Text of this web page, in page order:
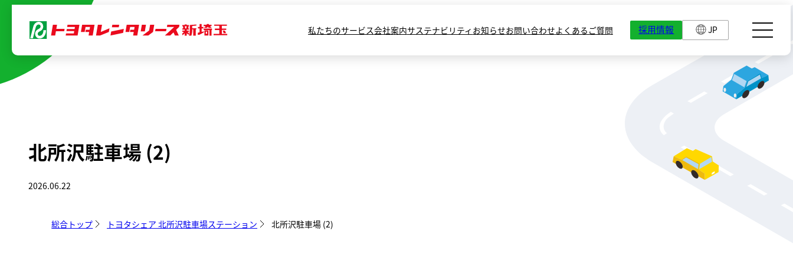
を
キ
私たちのサービス会社案内サステナビリティ お知らせお問い合わせよくあるご質問 採用情報 JP
北所沢駐車場 (2)
2026.06.22
総合トップ トヨタシェア 北所沢駐車場ステーション 北所沢駐車場 (2)